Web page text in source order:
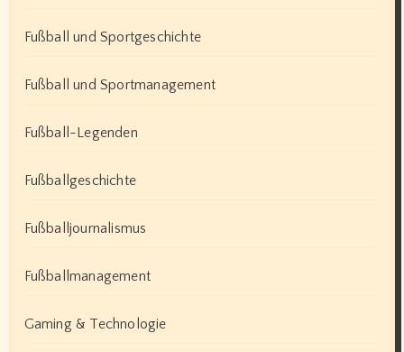
Fußball und Sportgeschichte
Fußball und Sportmanagement
Fußball-Legenden
Fußballgeschichte
Fußballjournalismus
Fußballmanagement
Gaming & Technologie